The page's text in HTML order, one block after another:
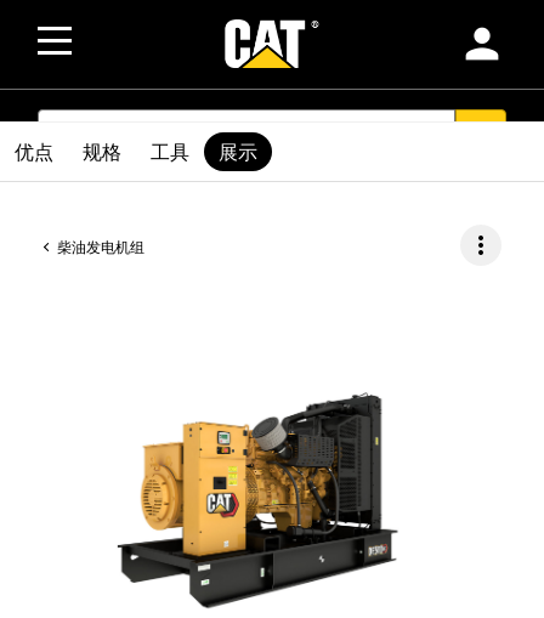
person
SEARCH
柴油发电机组 more_vert
优点 规格 工具 展示